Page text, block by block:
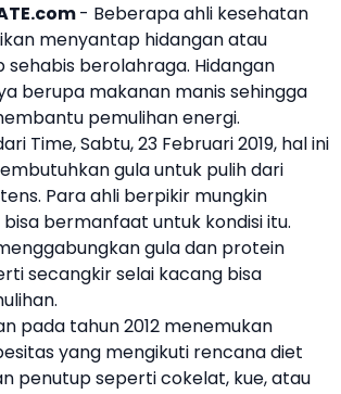
- Beberapa ahli kesehatan
menyantap hidangan atau
berolahraga. Hidangan
berupa makanan manis sehingga
pemulihan energi.
Time, Sabtu, 23 Februari 2019, hal ini
gula untuk pulih dari
Para ahli berpikir mungkin
bermanfaat untuk kondisi itu.
gula dan protein
secangkir selai kacang bisa
pada tahun 2012 menemukan
yang mengikuti rencana diet
penutup seperti cokelat, kue, atau